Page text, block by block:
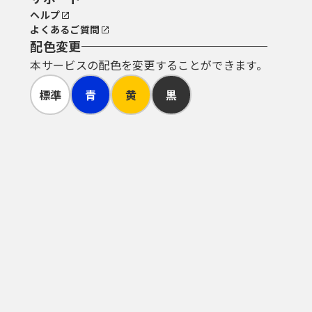
ヘルプ
よくあるご質問
配色変更
本サービスの配色を変更することができます。
標準
青 黄 黒